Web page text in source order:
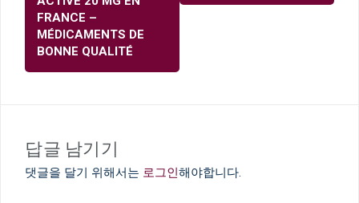
게
이
션
FRANCE –
MÉDICAMENTS DE
BONNE QUALITÉ
답글 남기기
댓글을 달기 위해서는 로그인해야합니다.